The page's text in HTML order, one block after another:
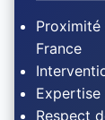
France
Expertise
Respect